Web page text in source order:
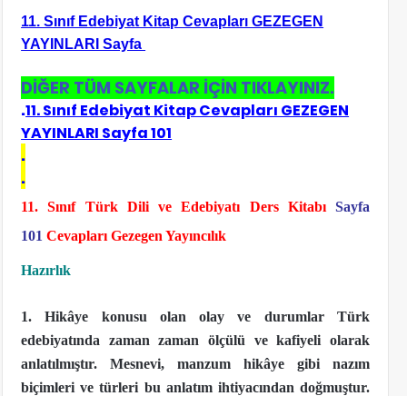
11. Sınıf Edebiyat Kitap Cevapları GEZEGEN
YAYINLARI Sayfa
DİĞER TÜM SAYFALAR İÇİN TIKLAYINIZ.
.11. Sınıf Edebiyat Kitap Cevapları GEZEGEN
YAYINLARI Sayfa 101
.
.
11. Sınıf Türk Dili ve Edebiyatı Ders Kitabı Sayfa
101 Cevapları Gezegen Yayıncılık
Hazırlık
1. Hikâye konusu olan olay ve durumlar Türk
edebiyatında zaman zaman ölçülü ve kafiyeli olarak
anlatılmıştır. Mesnevi, manzum hikâye gibi nazım
biçimleri ve türleri bu anlatım ihtiyacından doğmuştur.